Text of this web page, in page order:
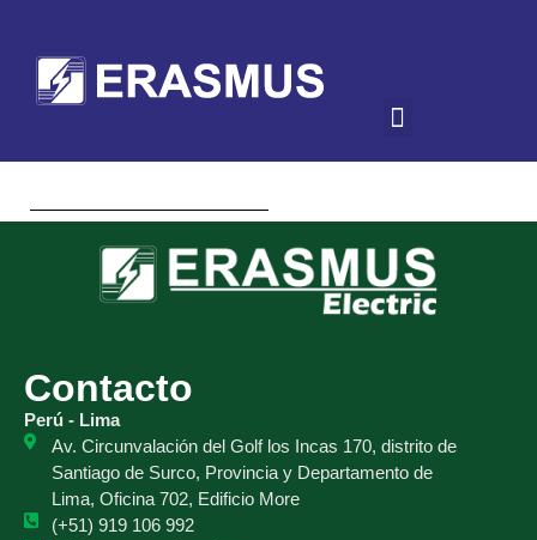
Contacto
Perú - Lima
Av. Circunvalación del Golf los Incas 170, distrito de
Santiago de Surco, Provincia y Departamento de
Lima, Oficina 702, Edificio More
(+51) 919 106 992